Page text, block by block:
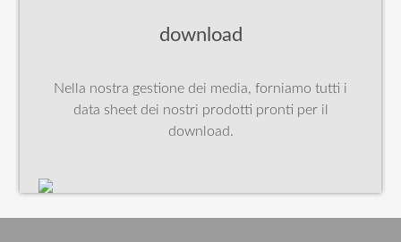
download
Nella nostra gestione dei media, forniamo tutti i
data sheet dei nostri prodotti pronti per il
download.